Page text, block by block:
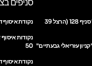
נקודת איסוף דואר "קישקושים" סניף 128 (הרצל 39
עזריאלי גבעתיים"
סניפים
נקודת איסוף
נקודות
50
נקודת איסוף